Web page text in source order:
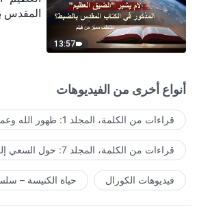
13:57
المقدس
أنواع أخرى من الفيديوهات
قراءات من الكلمة، المجلد 1: ظهور الله وعمله
قراءات من الكلمة، المجلد 7: حول السعي إلى الحق
فيديوهات الكورال حياة الكنيسة –